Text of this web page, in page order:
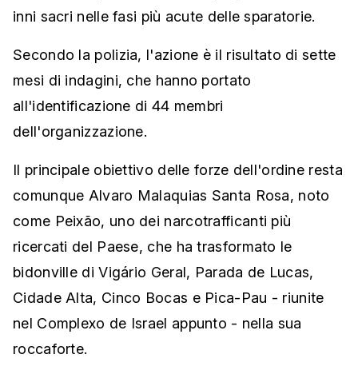
inni sacri nelle fasi più acute delle sparatorie.
Secondo la polizia, l'azione è il risultato di sette
mesi di indagini, che hanno portato
all'identificazione di 44 membri
dell'organizzazione.
Il principale obiettivo delle forze dell'ordine resta
comunque Alvaro Malaquias Santa Rosa, noto
come Peixão, uno dei narcotrafficanti più
ricercati del Paese, che ha trasformato le
bidonville di Vigário Geral, Parada de Lucas,
Cidade Alta, Cinco Bocas e Pica-Pau - riunite
nel Complexo de Israel appunto - nella sua
roccaforte.